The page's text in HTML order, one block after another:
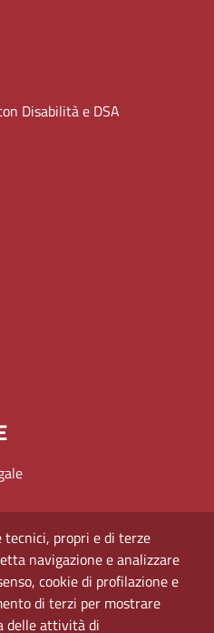
propri e di terze
navigazione e analizzare
cookie di profilazione e
di terzi per mostrare
delle attività di
Disabilità e DSA